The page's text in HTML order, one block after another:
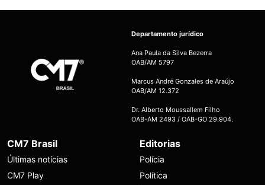
Departamento jurídico
Ana Paula da Silva Bezerra
OAB/AM 5797
Marcus André Gonzales de Araújo
OAB/AM 12.372
Dr. Alberto Moussallem Filho
OAB-AM 2493 / OAB-GO 29.904.
CM7 Brasil
Últimas notícias
CM7 Play
Editorias
Polícia
Política